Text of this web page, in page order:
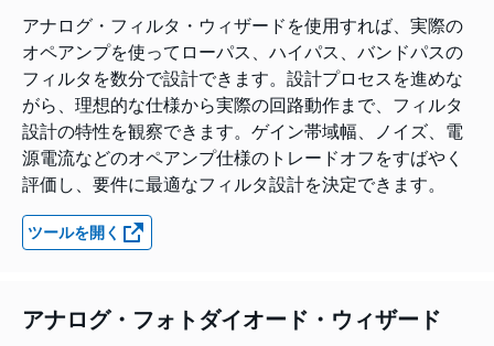
アナログ・フィルタ・ウィザードを使用すれば、実際の
オペアンプを使ってローパス、ハイパス、バンドパスの
フィルタを数分で設計できます。設計プロセスを進めな
がら、理想的な仕様から実際の回路動作まで、フィルタ
設計の特性を観察できます。ゲイン帯域幅、ノイズ、電
源電流などのオペアンプ仕様のトレードオフをすばやく
評価し、要件に最適なフィルタ設計を決定できます。
ツールを開く
アナログ・フォトダイオード・ウィザード